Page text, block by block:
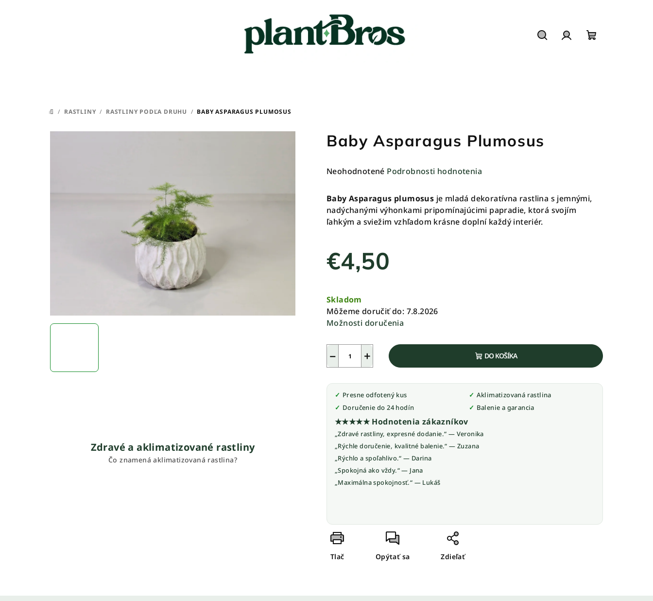
DOMOV
/ RASTLINY / RASTLINY PODĽA DRUHU / BABY ASPARAGUS PLUMOSUS
Baby Asparagus Plumosus
Priemerné
produktu
0,0
hviezdičiek.
Neohodnotené Podrobnosti hodnotenia
Baby Asparagus plumosus je mladá dekoratívna rastlina s jemnými,
nadýchanými výhonkami pripomínajúcimi papradie, ktorá svojím
ľahkým a sviežim vzhľadom krásne doplní každý interiér.
€4,50
cena:
Skladom
Môžeme doručiť do: 7.8.2026
Možnosti doručenia
+
− DO KOŠÍKA
Presne odfotený kus
Aklimatizovaná rastlina
Doručenie do 24 hodín
Balenie a garancia
★★★★★ Hodnotenia zákazníkov
„Zdravé rastliny, expresné dodanie.“ — Veronika
„Rýchle doručenie, kvalitné balenie.“ — Zuzana
„Rýchlo a spoľahlivo.“ — Darina
„Spokojná ako vždy.“ — Jana
„Maximálna spokojnosť.“ — Lukáš
Tlač Opýtať sa Zdieľať
Zdravé a aklimatizované rastliny
Čo znamená aklimatizovaná rastlina?